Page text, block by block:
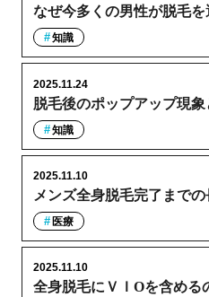
なぜ今多くの男性が脱毛を
知識
脱毛後のポップアップ現
2025.11.24
知識
メンズ全身脱毛完了まで
2025.11.10
医療
全身脱毛にＶＩОを含める
2025.11.10